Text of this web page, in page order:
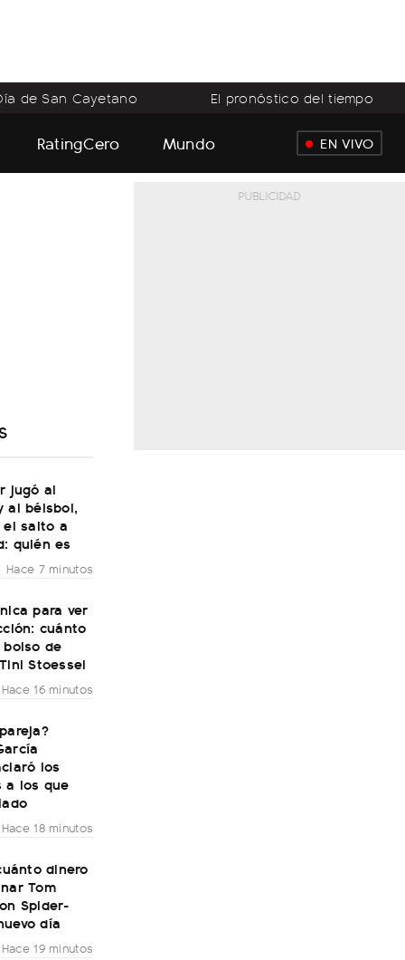
de San Cayetano El pronóstico del tiempo
RatingCero Mundo EN VIVO
jugó al
al béisbol,
el salto a
quién es
Hace 7 minutos
para ver
cuánto
de
Stoessel
Hace 16 minutos
los
a los que
Hace 18 minutos
dinero
Tom
Spider-
día
Hace 19 minutos